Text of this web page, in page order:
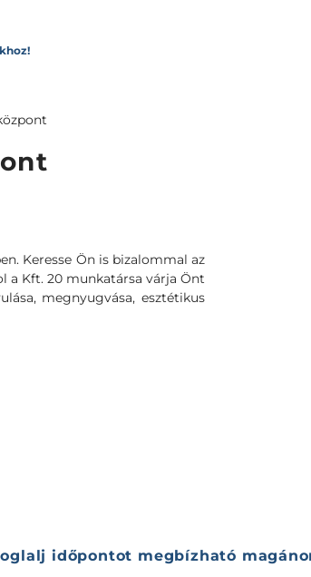
Keresse Ön is bizalommal az
a Kft. 20 munkatársa várja Önt
megnyugvása, esztétikus
időpontot megbízható